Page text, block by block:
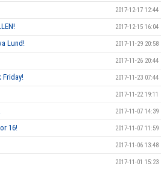
2017-12-17 12:44
2017-12-15 16:04
Lund! 2017-11-29 20:58
2017-11-26 20:44
Friday! 2017-11-23 07:44
2017-11-22 19:11
2017-11-07 14:39
16! 2017-11-07 11:59
2017-11-06 13:48
2017-11-01 15:23